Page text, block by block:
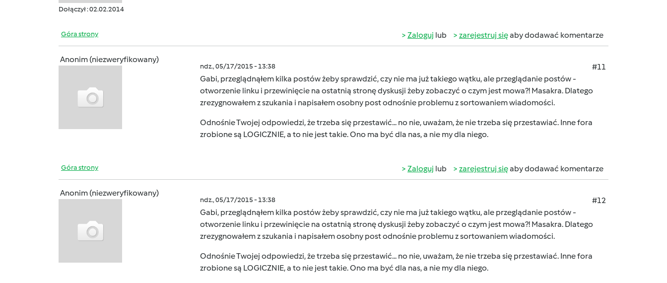
Dołączył : 02.02.2014
Góra strony Zaloguj lub zarejestruj sięaby dodawać komentarze
Anonim (niezweryfikowany)
ndz., 05/17/2015 - 13:38
#11
Gabi, przeglądnąłem kilka postów żeby sprawdzić, czy nie ma już takiego wątku, ale przeglądanie postów -
otworzenie linku i przewinięcie na ostatnią stronę dyskusji żeby zobaczyć o czym jest mowa?! Masakra. Dlatego
zrezygnowałem z szukania i napisałem osobny post odnośnie problemu z sortowaniem wiadomości.
Odnośnie Twojej odpowiedzi, że trzeba się przestawić... no nie, uważam, że nie trzeba się przestawiać. Inne fora
zrobione są LOGICZNIE, a to nie jest takie. Ono ma być dla nas, a nie my dla niego.
Góra strony Zaloguj lub zarejestruj sięaby dodawać komentarze
Anonim (niezweryfikowany)
ndz., 05/17/2015 - 13:38
#12
Gabi, przeglądnąłem kilka postów żeby sprawdzić, czy nie ma już takiego wątku, ale przeglądanie postów -
otworzenie linku i przewinięcie na ostatnią stronę dyskusji żeby zobaczyć o czym jest mowa?! Masakra. Dlatego
zrezygnowałem z szukania i napisałem osobny post odnośnie problemu z sortowaniem wiadomości.
Odnośnie Twojej odpowiedzi, że trzeba się przestawić... no nie, uważam, że nie trzeba się przestawiać. Inne fora
zrobione są LOGICZNIE, a to nie jest takie. Ono ma być dla nas, a nie my dla niego.